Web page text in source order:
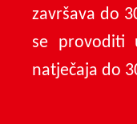
završava do
se provoditi
natječaja do